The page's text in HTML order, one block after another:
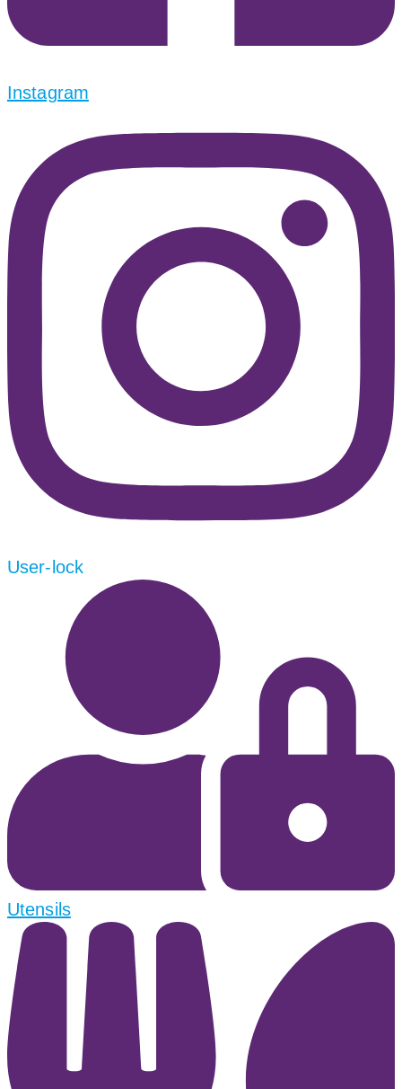
Instagram
User-lock
Utensils